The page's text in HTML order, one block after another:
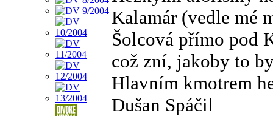
Kalamár (vedle mé
Šolcová přímo pod
což zní, jakoby to
Hlavním kmotrem
Dušan Spáčil